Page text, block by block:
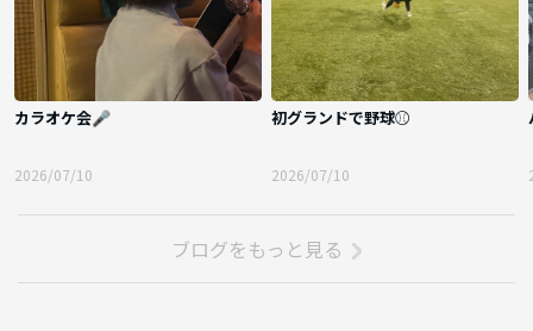
カラオケ会🎤
2026/07/10
初グランドで野球⚾️
2026/07/10
ブログをもっと見る